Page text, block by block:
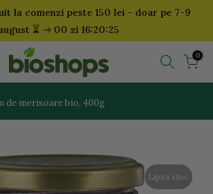
la comenzi peste 150 lei - doar pe 7-9
⏳ 00 zi 16:20:24
0
de merisoare bio, 400g
Lipsa stoc